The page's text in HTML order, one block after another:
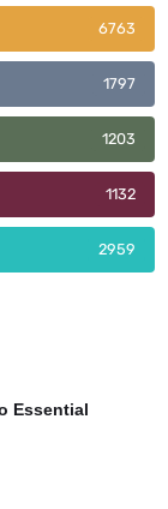
6763
1797
1203
1132
2959
Essential